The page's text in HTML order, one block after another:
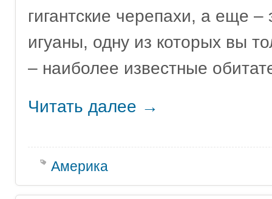
гигантские черепахи, а еще –
игуаны, одну из которых вы
– наиболее известные
Читать далее →
Америка